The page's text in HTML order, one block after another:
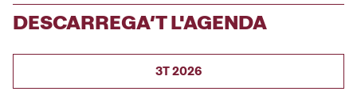
DESCARREGA’T L'AGENDA
3T 2026